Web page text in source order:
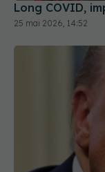
Long COVID,
25 mai 2026, 14:52